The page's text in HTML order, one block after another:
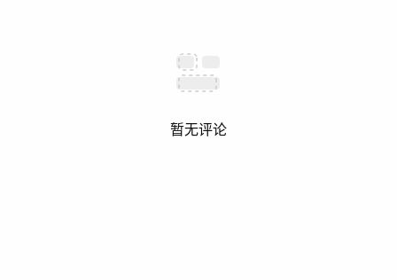
暂无评论